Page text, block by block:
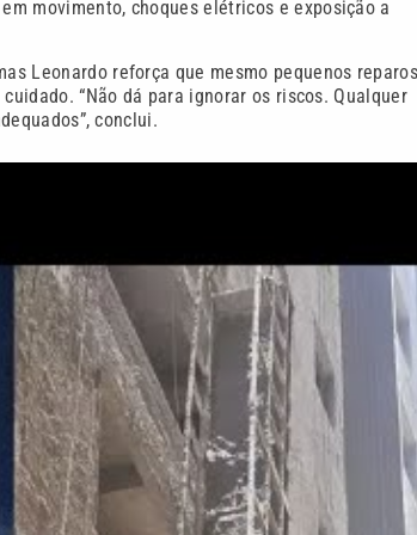
movimento, choques elétricos e exposição a
Leonardo reforça que mesmo pequenos
“Não dá para ignorar os riscos. Qualquer
conclui.